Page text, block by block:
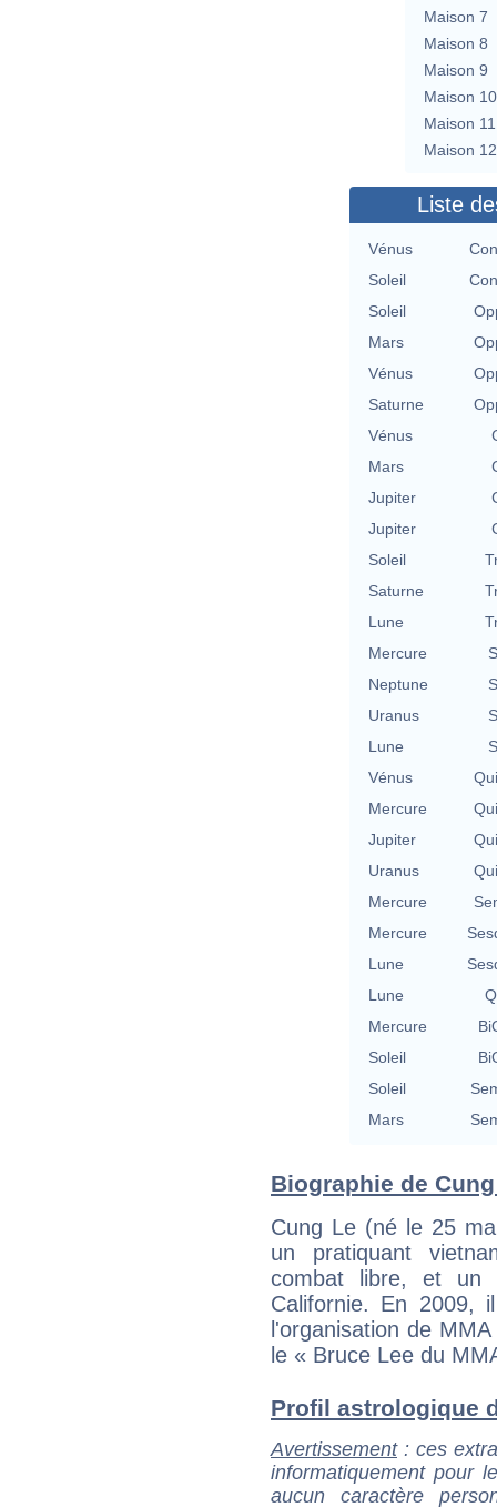
Maison 7
Maison 8
Maison 9
Maison 10
Maison 11
Maison 12
Liste
Vénus
Soleil
Soleil
Mars
Vénus
Saturne
Vénus
Mars
Jupiter
Jupiter
Soleil
Saturne
Lune
Mercure
Neptune
Uranus
Lune
Vénus
Mercure
Jupiter
Uranus
Mercure
Mercure
Lune
Lune
Mercure
Soleil
Soleil
Mars
Biographie de
Cung Le (né le 25
un pratiquant
combat libre, et un
Californie. En 2009,
l'organisation de
le « Bruce Lee du
Profil astrologique
Avertissement: ces
informatiquement pour
aucun caractère